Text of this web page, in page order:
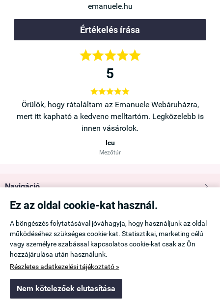
Ez az oldal cookie-kat használ.
A böngészés folytatásával jóváhagyja, hogy használjunk az oldal
működéséhez szükséges cookie-kat. Statisztikai, marketing célú
vagy személyre szabással kapcsolatos cookie-kat csak az Ön
hozzájárulása után használunk.
Részletes adatkezelési tájékoztató »
Nem kötelezőek elutasítása
emanuele.hu
Értékelés írása

5

Örülök, hogy rátaláltam az Emanuele Webáruházra,
mert itt kapható a kedvenc melltartóm. Legközelebb is
innen vásárolok.
Icu
Mezőtúr
Navigáció 
Információk
Elérhetőség